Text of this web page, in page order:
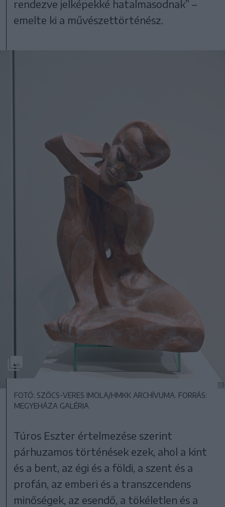
rendezve jelképekké hatalmasodnak” –
emelte ki a művészettörténész.
FOTÓ: SZŐCS-VERES IMOLA/HMKK ARCHÍVUMA. FORRÁS:
MEGYEHÁZA GALÉRIA
Túros Eszter értelmezése szerint
párhuzamos történések ezek, ahol a kint
és a bent, az égi és a földi, a szent és a
profán, az emberi és a transzcendens
minőségek, az esendő, a tökéletlen és a